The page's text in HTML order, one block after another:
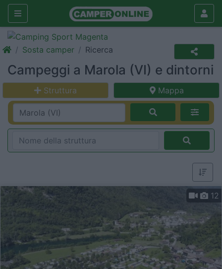
Sosta camper Ricerca
Campeggi a Marola (VI) e dintorni
Struttura Mappa
12